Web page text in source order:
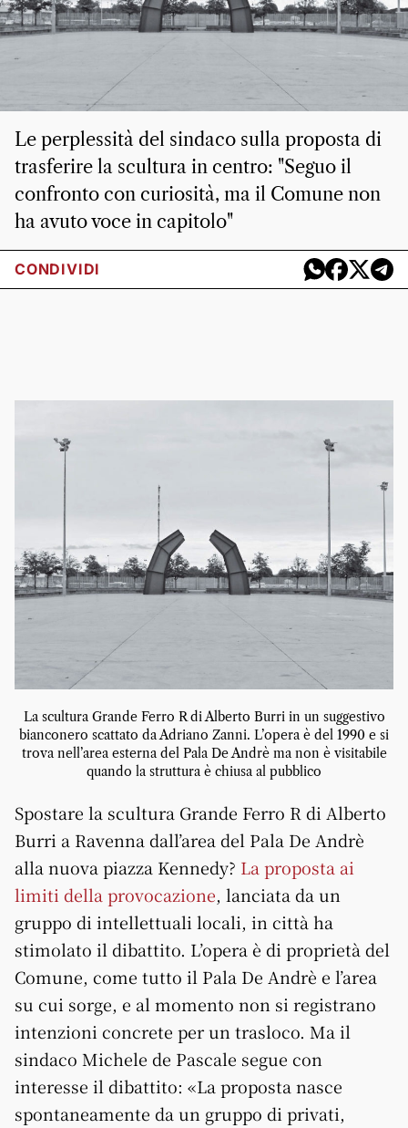
Le perplessità del sindaco sulla proposta di
trasferire la scultura in centro: "Seguo il
confronto con curiosità, ma il Comune non
ha avuto voce in capitolo"
CONDIVIDI
La scultura Grande Ferro R di Alberto Burri in un suggestivo
bianconero scattato da Adriano Zanni. L’opera è del 1990 e si
trova nell’area esterna del Pala De Andrè ma non è visitabile
quando la struttura è chiusa al pubblico
Spostare la scultura Grande Ferro R di Alberto
Burri a Ravenna dall’area del Pala De Andrè
alla nuova piazza Kennedy? La proposta ai
limiti della provocazione, lanciata da un
gruppo di intellettuali locali, in città ha
stimolato il dibattito. L’opera è di proprietà del
Comune, come tutto il Pala De Andrè e l’area
su cui sorge, e al momento non si registrano
intenzioni concrete per un trasloco. Ma il
sindaco Michele de Pascale segue con
interesse il dibattito: «La proposta nasce
spontaneamente da un gruppo di privati,